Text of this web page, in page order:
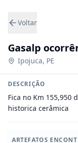
Voltar
Gasalp
Ipojuca, PE
DESCRIÇÃO
Fica no Km 155,950
historica cerâmica
ARTEFATOS